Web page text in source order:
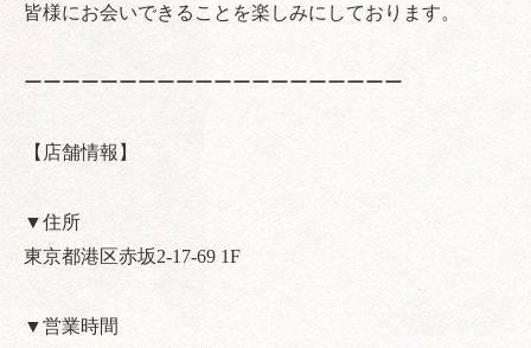
皆様にお会いできることを楽しみにしております。
ーーーーーーーーーーーーーーーーーーーー
【店舗情報】
▼住所
東京都港区赤坂2-17-69 1F
▼営業時間